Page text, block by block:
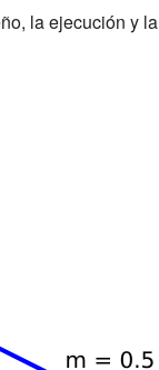
la ejecución y la